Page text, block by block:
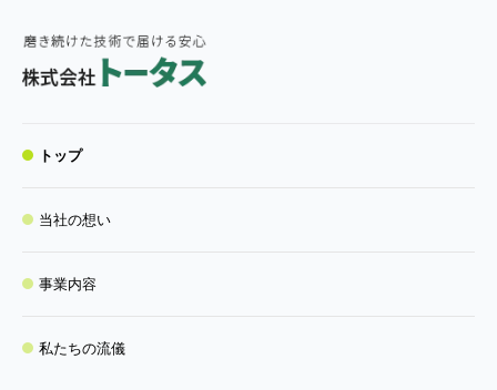
トップ
当社の想い
事業内容
私たちの流儀